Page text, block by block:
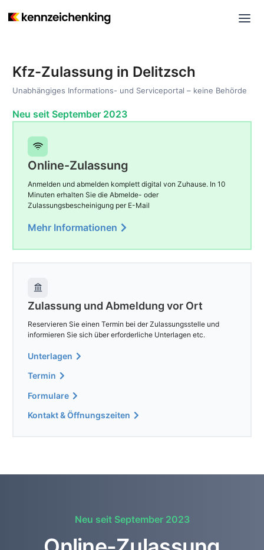
Kfz-Zulassung in Delitzsch
Unabhängiges Informations- und Serviceportal – keine Behörde
Neu seit September 2023
Online-Zulassung
Anmelden und abmelden komplett digital von Zuhause. In 10
Minuten erhalten Sie die Abmelde- oder
Zulassungsbescheinigung per E-Mail
Mehr Informationen
Zulassung und Abmeldung vor Ort
Reservieren Sie einen Termin bei der Zulassungsstelle und
informieren Sie sich über erforderliche Unterlagen etc.
Unterlagen
Termin
Formulare
Kontakt & Öffnungszeiten
Neu seit September 2023